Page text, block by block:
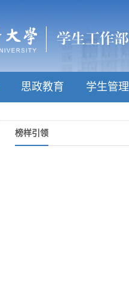
思政教育 学生管理
榜样引领